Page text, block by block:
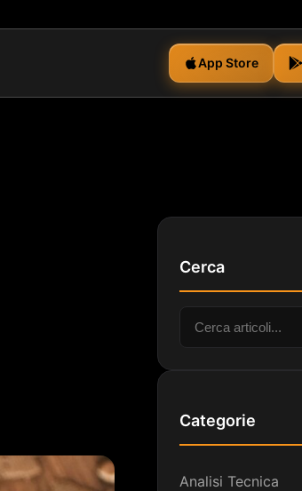
App Store
Cerca
Cerca:
Categorie
Analisi Tecnica